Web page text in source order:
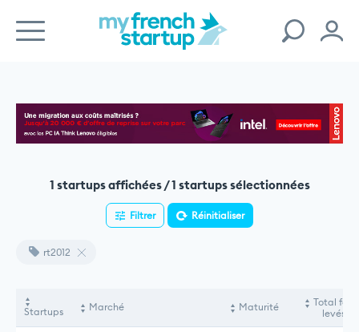
1 startups affichées / 1 startups sélectionnées
Filtrer Réinitialiser
rt2012
Startups Marché Maturité
Total
levés